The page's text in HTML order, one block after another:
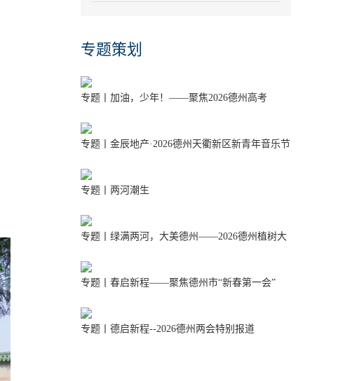
专题策划
专题丨加油，少年！——聚焦2026德州高考
专题丨金辰地产·2026德州天衢新区新青年音乐节
专题丨两河潮生
专题丨绿满两河，大美德州——2026德州植树大
专题丨春启新程——聚焦德州市“新春第一会”
专题丨德启新程--2026德州两会特别报道